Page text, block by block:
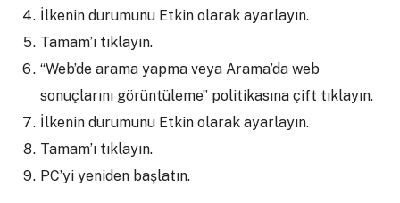
İlkenin durumunu Etkin olarak ayarlayın.
Tamam’ı tıklayın.
“Web’de arama yapma veya Arama’da web
sonuçlarını görüntüleme” politikasına çift tıklayın.
İlkenin durumunu Etkin olarak ayarlayın.
Tamam’ı tıklayın.
PC’yi yeniden başlatın.